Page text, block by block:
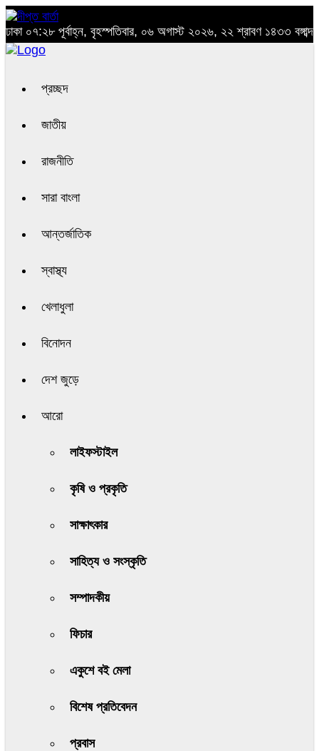
ঢাকা ০৭:২৮ পূর্বাহ্ন, বৃহস্পতিবার, ০৬ অগাস্ট ২০২৬, ২২ শ্রাবণ ১৪৩৩ বঙ্গাব্দ
প্রচ্ছদ
জাতীয়
রাজনীতি
সারা বাংলা
আন্তর্জাতিক
স্বাস্থ্য
খেলাধুলা
বিনোদন
দেশ জুড়ে
আরো
লাইফস্টাইল
কৃষি ও প্রকৃতি
সাক্ষাৎকার
সাহিত্য ও সংস্কৃতি
সম্পাদকীয়
ফিচার
একুশে বই মেলা
বিশেষ প্রতিবেদন
প্রবাস